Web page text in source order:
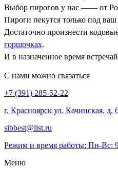
Выбор пирогов у нас —— от
Пироги пекутся только под
Достаточно произнести
горшочках.
И в назначенное время
С нами можно связаться
+7 (391) 285-52-22
г. Красноярск ул. Качинская, д.
sibbest@list.ru
Режим и время работы: Пн-Вс:
Меню